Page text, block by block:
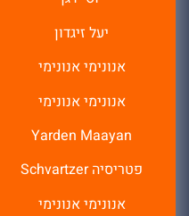
יעל זיגדון
אנונימי אנונימי
אנונימי אנונימי
Yarden Maayan
פטריסיה Schvartzer
אנונימי אנונימי